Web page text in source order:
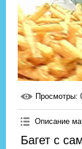
Просмотры:
Описание
Багет с